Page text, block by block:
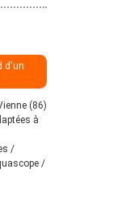
d'un
(86)
à
/
/